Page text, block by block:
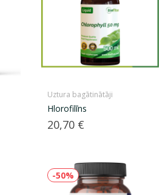
Uztura bagātinātāji
Hlorofilīns
Cena
20,70 €
-50%